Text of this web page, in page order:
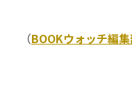
（BOOKウォッチ編